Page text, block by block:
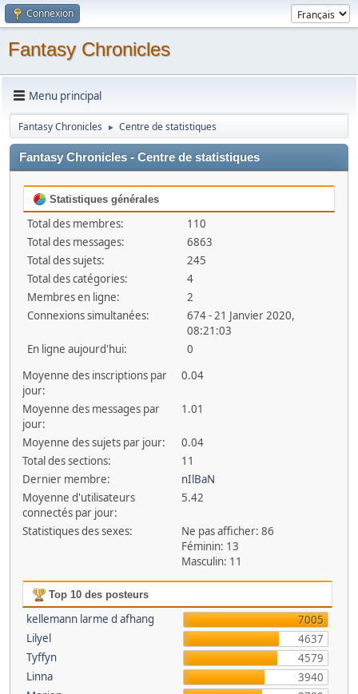
Connexion
Fantasy Chronicles
Menu principal
Fantasy Chronicles ► Centre de statistiques
Fantasy Chronicles - Centre de statistiques
Statistiques générales
Total des membres:
110
Total des messages:
6863
Total des sujets:
245
Total des catégories:
4
Membres en ligne:
2
Connexions simultanées:
674 - 21 Janvier 2020,
08:21:03
En ligne aujourd'hui:
0
Moyenne des inscriptions par
jour:
0.04
Moyenne des messages par
jour:
1.01
Moyenne des sujets par jour:
0.04
Total des sections:
11
Dernier membre:
nIlBaN
Moyenne d'utilisateurs
connectés par jour:
5.42
Statistiques des sexes:
Ne pas afficher: 86
Féminin: 13
Masculin: 11
Top 10 des posteurs
kellemann larme d afhang
7005
Lilyel
4637
Tyffyn
4579
Linna
3940